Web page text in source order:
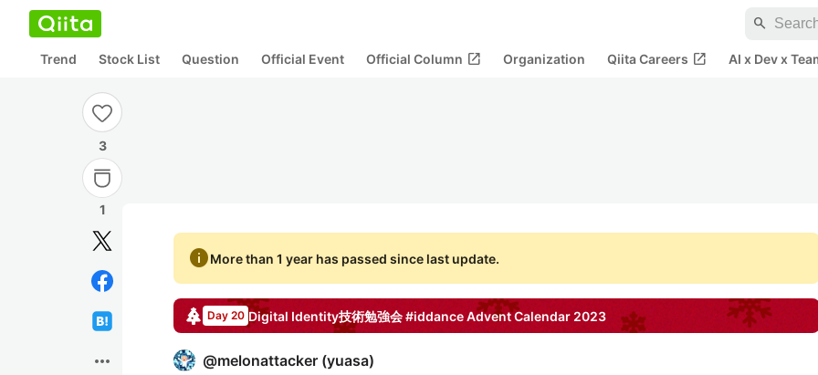
search
Trend Stock List Question Official Event Official Column open_in_new Organization Qiita Careers open_in_new AI x Dev x
3
1
more_horiz
infoMore than 1 year has passed since last update.
Day 20 Digital Identity技術勉強会 #iddanceAdvent Calendar 2023
@melonattacker (yuasa)